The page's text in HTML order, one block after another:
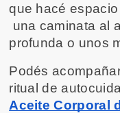
que hacé
profunda o unos
Podés
ritual de
Aceite Corporal